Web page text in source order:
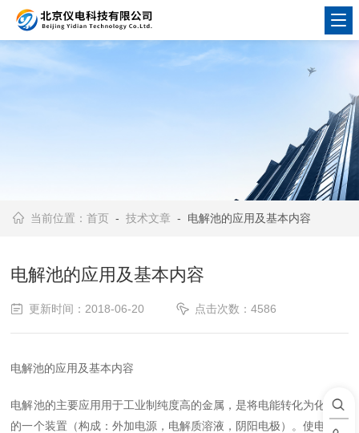
当前位置：首页 -技术文章 - 电解池的应用及基本内容
电解池的应用及基本内容
更新时间：2018-06-20 点击次数：4586
电解池的应用及基本内容
电解池的主要应用用于工业制纯度高的金属，是将电能转化为化学能
的一个装置（构成：外加电源，电解质溶液，阴阳电极）。使电流通